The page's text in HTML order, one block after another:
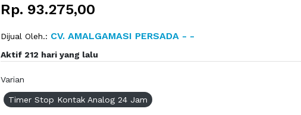
Rp. 93.275,00
Dijual Oleh.: CV. AMALGAMASI PERSADA - -
Aktif 212 hari yang lalu
Varian
Timer Stop Kontak Analog 24 Jam